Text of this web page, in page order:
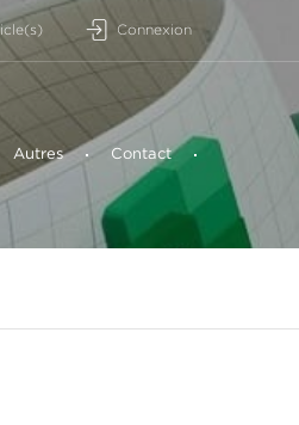
Connexion
Autres Contact